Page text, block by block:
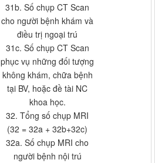
31b. Số chụp CT Scan
cho người bệnh khám và
điều trị ngoại trú
31c. Số chụp CT Scan
phục vụ những đối tượng
không khám, chữa bệnh
tại BV, hoặc đề tài NC
khoa học.
32. Tổng số chụp MRI
(32 = 32a + 32b+32c)
32a. Số chụp MRI cho
người bệnh nội trú